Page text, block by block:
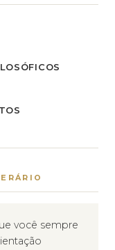
você sempre